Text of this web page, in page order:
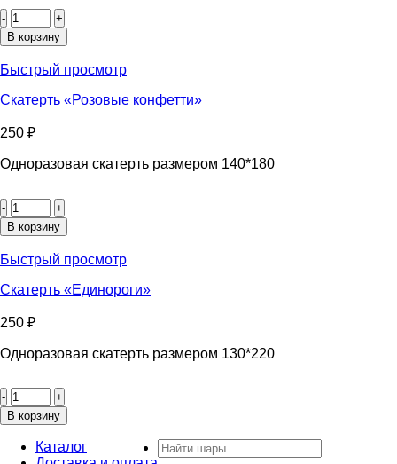
товара
Тарелки
шары»
В корзину
Быстрый просмотр
Скатерть «Розовые конфетти»
250 ₽
Одноразовая скатерть размером 140*180
товара
Скатерть
конфетти»
В корзину
Быстрый просмотр
Скатерть «Единороги»
250 ₽
Одноразовая скатерть размером 130*220
товара
Скатерть
В корзину
Каталог
Искать: